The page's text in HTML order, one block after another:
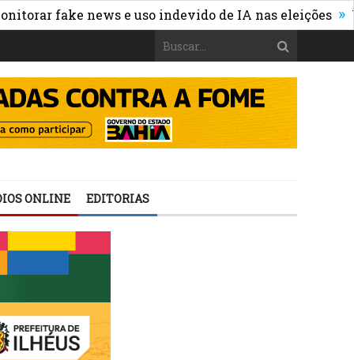
fake news e uso indevido de IA nas eleições »
ONLINE EDITORIAS